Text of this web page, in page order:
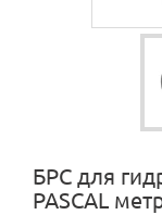
БРС для
PASCAL